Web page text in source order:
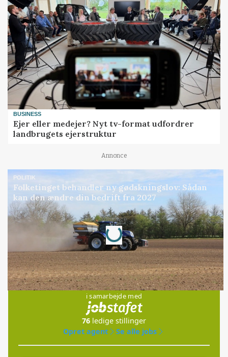
BUSINESS
Ejer eller medejer? Nyt tv-format udfordrer
landbrugets ejerstruktur
Annonce
POLITIK
Folketinget behandler ny gødskningslov: Sådan
kan den ændre din bedrift fra 2027
Annonce
Loading...
Jobs
i samarbejde med
76 ledige stillinger
Opret agent
Se alle jobs